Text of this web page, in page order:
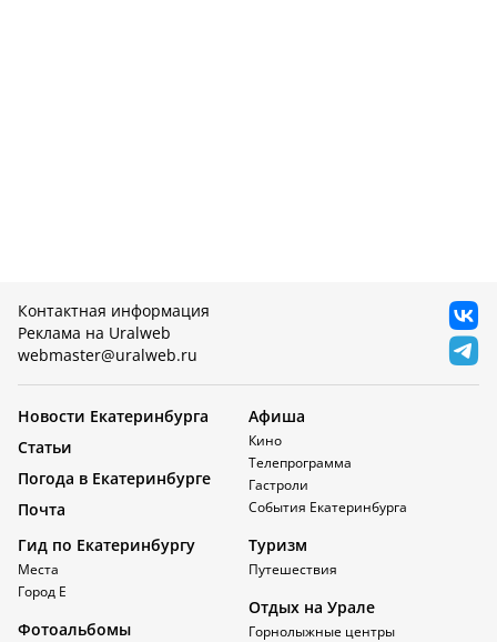
Контактная информация
Реклама на Uralweb
webmaster@uralweb.ru
Новости Екатеринбурга
Статьи
Погода в Екатеринбурге
Почта
Афиша
Кино
Телепрограмма
Гастроли
События Екатеринбурга
Гид по Екатеринбургу
Места
Город Е
Фотоальбомы
Туризм
Путешествия
Отдых на Урале
Горнолыжные центры